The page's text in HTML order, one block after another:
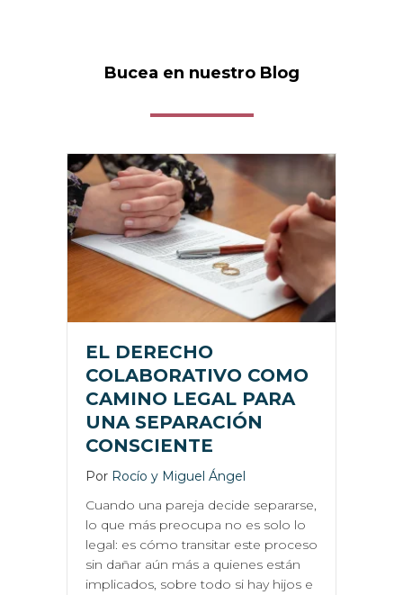
Bucea en nuestro Blog
EL DERECHO
COLABORATIVO COMO
CAMINO LEGAL PARA
UNA SEPARACIÓN
CONSCIENTE
Por Rocío y Miguel Ángel
Cuando una pareja decide separarse,
lo que más preocupa no es solo lo
legal: es cómo transitar este proceso
sin dañar aún más a quienes están
implicados, sobre todo si hay hijos e